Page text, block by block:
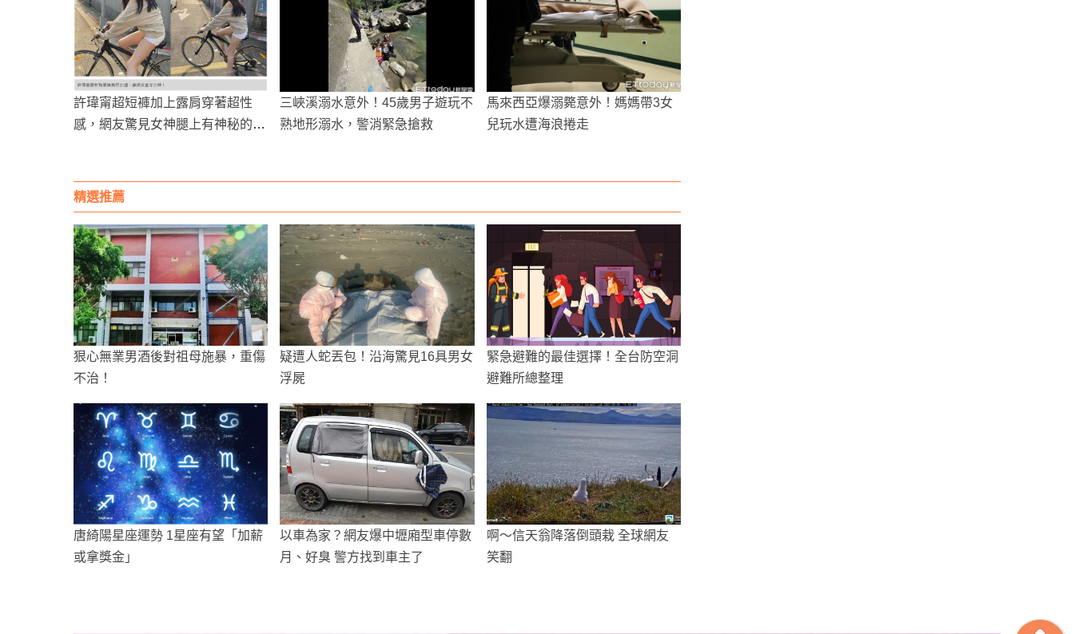
許瑋甯超短褲加上露肩穿著超性
感，網友驚見女神腿上有神秘的記
三峽溪溺水意外！45歲男子遊玩不
熟地形溺水，警消緊急搶救
馬來西亞爆溺斃意外！媽媽帶3女
兒玩水遭海浪捲走
精選推薦
狠心無業男酒後對祖母施暴，重傷
不治！
疑遭人蛇丟包！沿海驚見16具男女
浮屍
緊急避難的最佳選擇！全台防空洞
避難所總整理
唐綺陽星座運勢 1星座有望「加薪
或拿獎金」
以車為家？網友爆中壢廂型車停數
月、好臭 警方找到車主了
啊～信天翁降落倒頭栽 全球網友
笑翻